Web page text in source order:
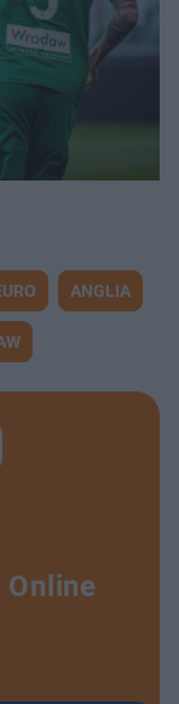
ANGLIA
Online